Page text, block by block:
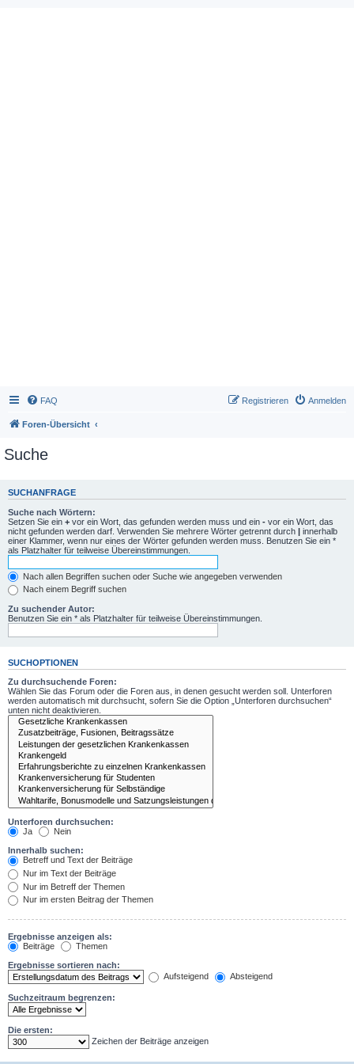
FAQ Anmelden
Registrieren
Foren-Übersicht
Suche
SUCHANFRAGE
Suche nach Wörtern:
Setzen Sie ein + vor ein Wort, das gefunden werden muss und ein - vor ein Wort, das
nicht gefunden werden darf. Verwenden Sie mehrere Wörter getrennt durch | innerhalb
einer Klammer, wenn nur eines der Wörter gefunden werden muss. Benutzen Sie ein *
als Platzhalter für teilweise Übereinstimmungen.
Nach allen Begriffen suchen oder Suche wie angegeben verwenden
Nach einem Begriff suchen
Zu suchender Autor:
Benutzen Sie ein * als Platzhalter für teilweise Übereinstimmungen.
SUCHOPTIONEN
Zu durchsuchende Foren:
Wählen Sie das Forum oder die Foren aus, in denen gesucht werden soll. Unterforen
werden automatisch mit durchsucht, sofern Sie die Option „Unterforen durchsuchen“
unten nicht deaktivieren.
Unterforen durchsuchen:
Ja
Nein
Innerhalb suchen:
Betreff und Text der Beiträge
Nur im Text der Beiträge
Nur im Betreff der Themen
Nur im ersten Beitrag der Themen
Ergebnisse anzeigen als:
Beiträge
Themen
Ergebnisse sortieren nach:
Aufsteigend
Absteigend
Suchzeitraum begrenzen:
Die ersten:
Zeichen der Beiträge anzeigen